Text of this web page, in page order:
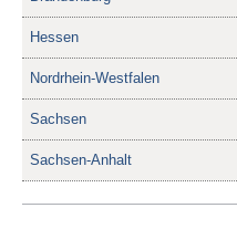
Hessen
Nordrhein-Westfalen
Sachsen
Sachsen-Anhalt